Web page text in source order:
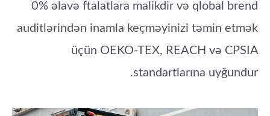
0% əlavə ftalatlara malikdir və qlobal brend
auditlərindən inamla keçməyinizi təmin etmək
üçün OEKO-TEX, REACH və CPSIA
standartlarına uyğundur.